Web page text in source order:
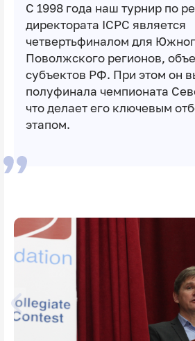
С 1998 года наш турнир по
директората ICPC является
четвертьфиналом для
Поволжского регионов,
субъектов РФ. При этом он
полуфинала чемпионата
что делает его ключевым
этапом.